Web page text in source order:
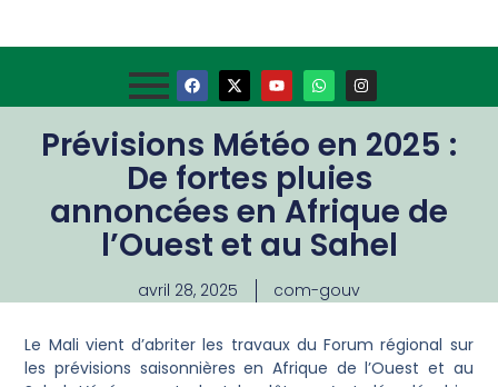
Prévisions Météo en 2025 :
De fortes pluies
annoncées en Afrique de
l’Ouest et au Sahel
avril 28, 2025 com-gouv
Le Mali vient d’abriter les travaux du Forum régional sur
les prévisions saisonnières en Afrique de l’Ouest et au